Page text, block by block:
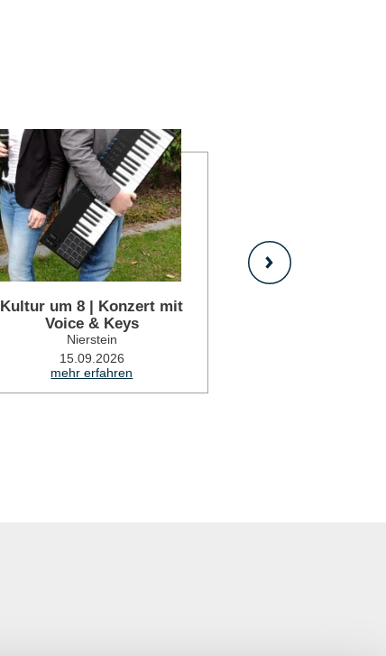
Kultur um 8 | Konzert mit
Voice & Keys
Nierstein
15.09.2026
mehr erfahren